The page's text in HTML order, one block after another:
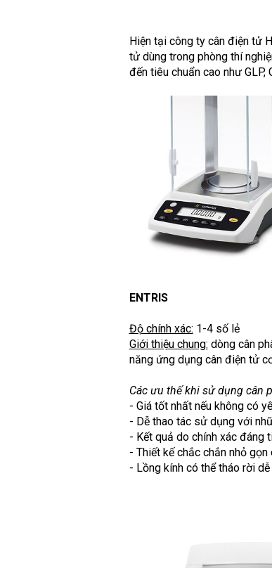
Hiện tại công ty cân điện tử
tử dùng trong phòng thí
đến tiêu chuẩn cao như GLP,
ENTRIS
Độ chính xác: 1-4 số lẻ
Giới thiệu chung: dòng cân
năng ứng dụng cân điện tử
Các ưu thế khi sử dụng cân
- Giá tốt nhất nếu không có
- Dễ thao tác sử dụng với
- Kết quả do chính xác đáng
- Thiết kế chắc chắn nhỏ
- Lồng kính có thể tháo rời